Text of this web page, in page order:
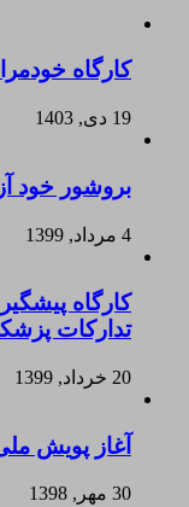
کارگاه
19 دی, 1403
بروشور خود
4 مرداد, 1399
کارگاه
تدارکات
20 خرداد, 1399
آغاز پویش ملی
30 مهر, 1398